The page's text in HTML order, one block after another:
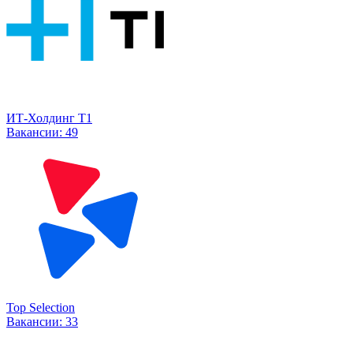
ИТ-Холдинг Т1
Вакансии: 49
Top Selection
Вакансии: 33